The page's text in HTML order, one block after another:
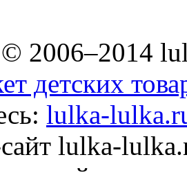
2006–2014
детских
lulka-
lulka-